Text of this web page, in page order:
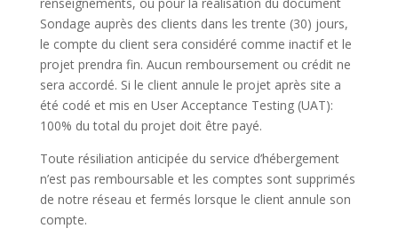
Sondage auprès des clients dans les trente (30) jours,
le compte du client sera considéré comme inactif et le
projet prendra fin. Aucun remboursement ou crédit ne
sera accordé. Si le client annule le projet après site a
été codé et mis en User Acceptance Testing (UAT):
100% du total du projet doit être payé.
Toute résiliation anticipée du service d’hébergement
n’est pas remboursable et les comptes sont supprimés
de notre réseau et fermés lorsque le client annule son
compte.